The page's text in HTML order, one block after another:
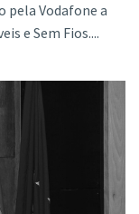
Vodafone a
e Sem Fios....